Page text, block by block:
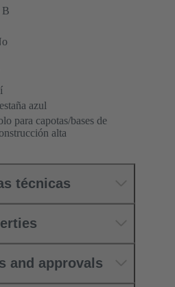
B
azul
para capotas/bases de
alta
técnicas
and approvals